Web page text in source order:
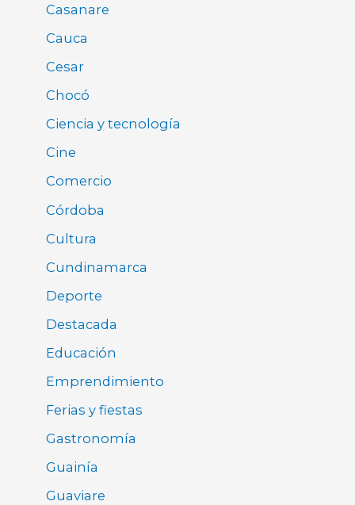
Casanare
Cauca
Cesar
Chocó
Ciencia y tecnología
Cine
Comercio
Córdoba
Cultura
Cundinamarca
Deporte
Destacada
Educación
Emprendimiento
Ferias y fiestas
Gastronomía
Guainía
Guaviare